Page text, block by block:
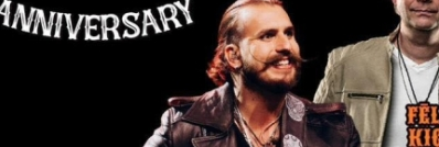
Visu dienu Stāmerienas pils
Izstāde "Zirgi klētī"
Līdz septembrim Stāmerienas pils klētī izstāde "Zirgi
studija "Krāsu prieks" aicina uz gleznu izstādi,…